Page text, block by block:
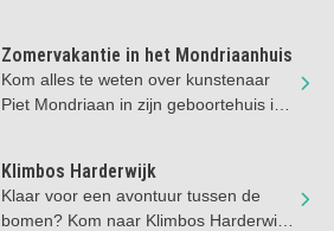
Zomervakantie in het Mondriaanhuis
Kom alles te weten over kunstenaar
Piet Mondriaan in zijn geboortehuis in
Klimbos Harderwijk
Klaar voor een avontuur tussen de
bomen? Kom naar Klimbos Harderwijk,